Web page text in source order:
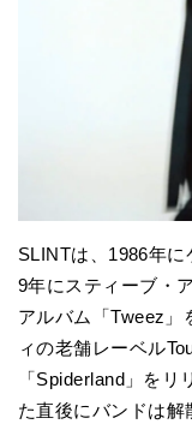
SLINTは、1986年
9年にスティーブ・
アルバム「Tweez」
ィの老舗レーベル
「Spiderland」を
た直後にバンドは